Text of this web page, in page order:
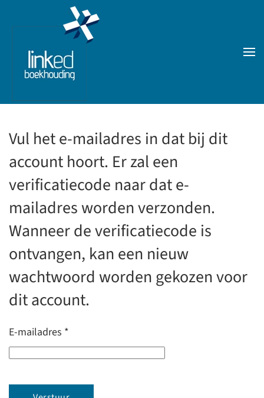
Skip to main content
Vul het e-mailadres in dat bij dit
account hoort. Er zal een
verificatiecode naar dat e-
mailadres worden verzonden.
Wanneer de verificatiecode is
ontvangen, kan een nieuw
wachtwoord worden gekozen voor
dit account.
E-mailadres *